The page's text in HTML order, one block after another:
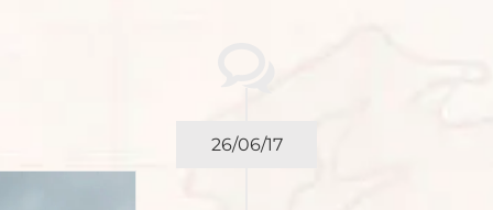
26/06/17